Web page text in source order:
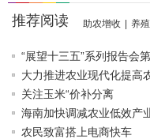
推荐阅读 助农增收 养
“展望十三五”系列报告会
大力推进农业现代化提高
关注玉米“价补分离
海南加快调减农业低效产
农民致富搭上电商快车